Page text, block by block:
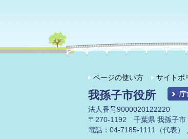
ページの使い方 サイトポ
我孫子市役所
法人番号9000020122220
〒270-1192 千葉県 我孫子市
電話：04-7185-1111（代表）